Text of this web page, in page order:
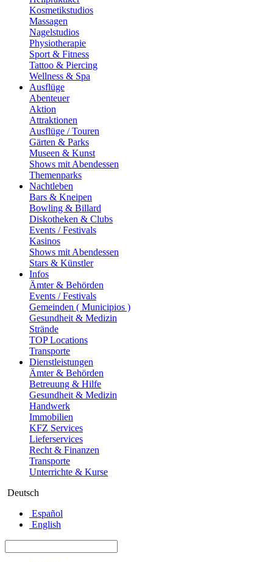
Kosmetikstudios
Massagen
Nagelstudios
Physiotherapie
Sport & Fitness
Tattoo & Piercing
Wellness & Spa
Ausflüge
Abenteuer
Aktion
Attraktionen
Ausflüge / Touren
Gärten & Parks
Museen & Kunst
Shows mit Abendessen
Themenparks
Nachtleben
Bars & Kneipen
Bowling & Billard
Diskotheken & Clubs
Events / Festivals
Kasinos
Shows mit Abendessen
Stars & Künstler
Infos
Ämter & Behörden
Events / Festivals
Gemeinden ( Municipios )
Gesundheit & Medizin
Strände
TOP Locations
Transporte
Dienstleistungen
Ämter & Behörden
Betreuung & Hilfe
Gesundheit & Medizin
Handwerk
Immobilien
KFZ Services
Lieferservices
Recht & Finanzen
Transporte
Unterrichte & Kurse
Deutsch
Español
English